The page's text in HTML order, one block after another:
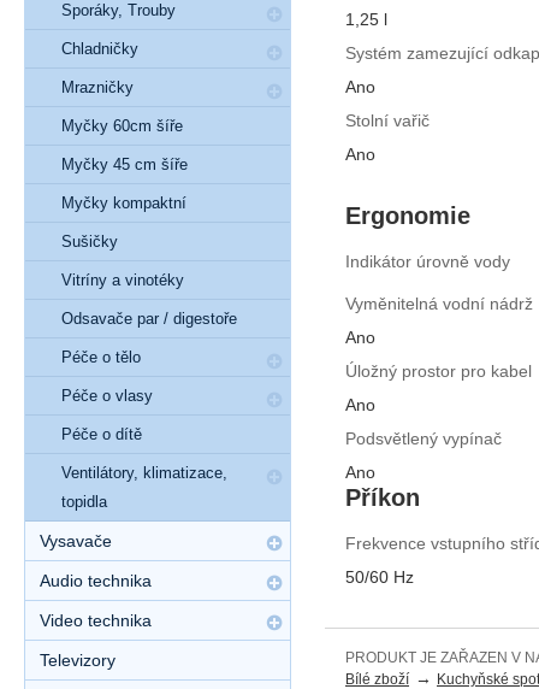
1,25 l
Systém zamezující
Ano
Stolní vařič
Ano
Ergonomie
Indikátor úrovně vody
Vyměnitelná vodní nádrž
Ano
Úložný prostor pro kabel
Ano
Podsvětlený vypínač
Ano
Příkon
Frekvence vstupního
50/60 Hz
PRODUKT JE ZAŘAZEN V
Bílé zboží → Kuchyňské
Sporáky, Trouby
Chladničky
Mrazničky
Myčky 60cm šíře
Myčky 45 cm šíře
Myčky kompaktní
Sušičky
Vitríny a vinotéky
Odsavače par / digestoře
Péče o tělo
Péče o vlasy
Péče o dítě
Ventilátory, klimatizace,
topidla
Vysavače
Audio technika
Video technika
Televizory